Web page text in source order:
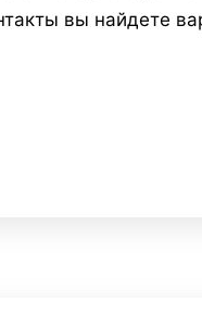
вы найдете